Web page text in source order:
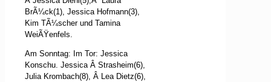
BrÃ¼ck(1), Jessica Hofmann(3),
Kim TÃ¼scher und Tamina
WeiÃŸenfels.
Am Sonntag: Im Tor: Jessica
Konschu. Jessica Â Strasheim(6),
Julia Krombach(8), Â Lea Dietz(6),